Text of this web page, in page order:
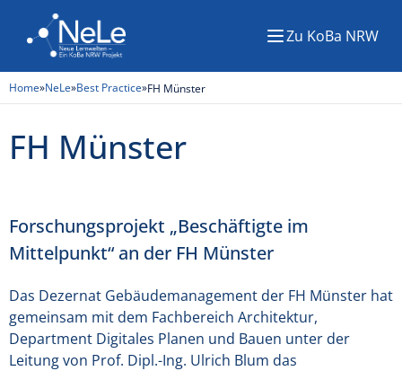
MenüZu KoBa NRW
Home»NeLe»Best Practice»FH Münster
FH Münster
Forschungsprojekt „Beschäftigte im
Mittelpunkt“ an der FH Münster
Das Dezernat Gebäudemanagement der FH Münster hat
gemeinsam mit dem Fachbereich Architektur,
Department Digitales Planen und Bauen unter der
Leitung von Prof. Dipl.-Ing. Ulrich Blum das